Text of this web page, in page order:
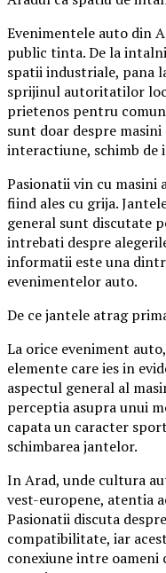
Evenimentele auto din
public tinta. De la
spatii industriale, pana
sprijinul autoritatilor
prietenos pentru
sunt doar despre
interactiune, schimb de
Pasionatii vin cu
fiind ales cu grija.
general sunt discutate
intrebati despre
informatii este una
evenimentelor auto.
De ce jantele atrag
La orice eveniment
elemente care ies in
aspectul general al
perceptia asupra unui
capata un caracter
schimbarea jantelor.
In Arad, unde cultura
vest-europene, atentia
Pasionatii discuta
compatibilitate, iar
conexiune intre